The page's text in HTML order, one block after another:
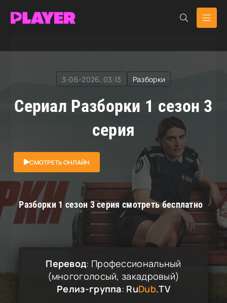
3-06-2026, 03:13 Разборки
Сериал Разборки 1 сезон 3
серия
СМОТРЕТЬ ОНЛАЙН
Разборки 1 сезон 3 серия смотреть бесплатно
Перевод: Профессиональный
(многоголосый, закадровый)
Релиз-группа: RuDub.TV